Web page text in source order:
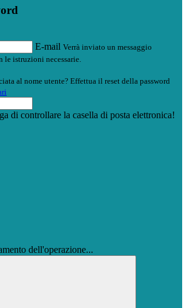
E-mail Verrà inviato un messaggio
istruzioni necessarie.
al nome utente? Effettua il reset della password
di controllare la casella di posta elettronica!
dell'operazione...